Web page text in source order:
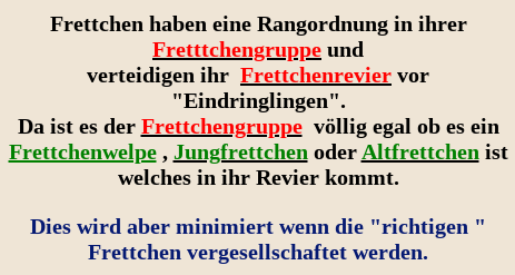
Frettchen haben eine Rangordnung in ihrer
Fretttchengruppe und
verteidigen ihr Frettchenrevier vor
"Eindringlingen".
Da ist es der Frettchengruppevöllig egal ob es ein
Frettchenwelpe, Jungfrettchen oder Altfrettchen ist
welches in ihr Revier kommt.
Dies wird aber minimiert wenn die "richtigen "
Frettchen vergesellschaftet werden.